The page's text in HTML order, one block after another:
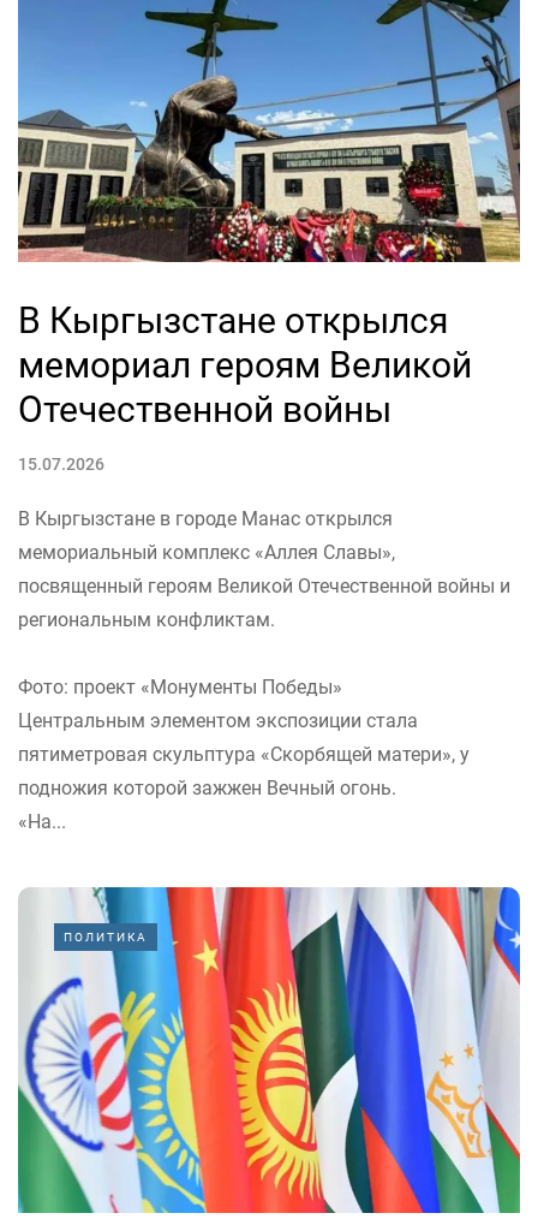
В Кыргызстане открылся
мемориал героям Великой
Отечественной войны
15.07.2026
В Кыргызстане в городе Манас открылся
мемориальный комплекс «Аллея Славы»,
посвященный героям Великой Отечественной войны и
региональным конфликтам.
Фото: проект «Монументы Победы»
Центральным элементом экспозиции стала
пятиметровая скульптура «Скорбящей матери», у
подножия которой зажжен Вечный огонь.
«На...
ПОЛИТИКА